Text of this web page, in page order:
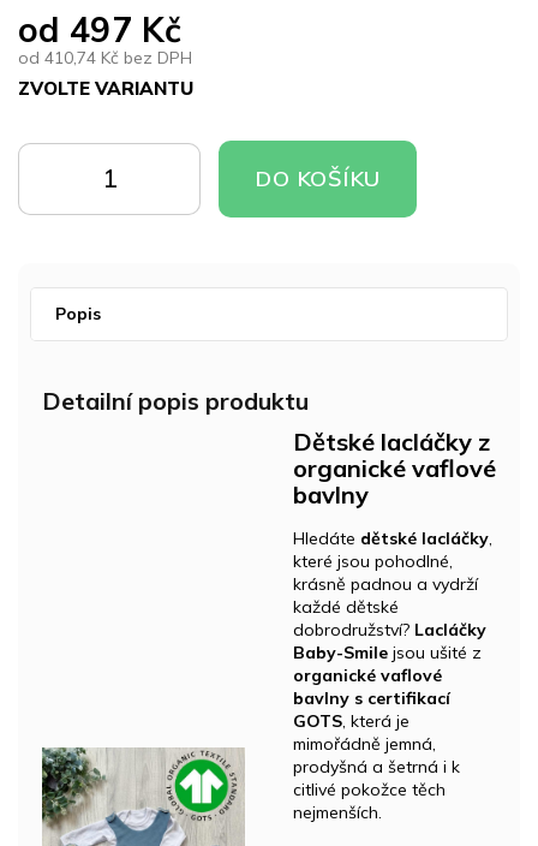
od 497 Kč
od 410,74 Kč bez DPH
ZVOLTE VARIANTU
cena:
KOŠÍKU
KOŠÍKU
DO KOŠÍKU
Popis
Detailní popis produktu
Dětské lacláčky z
organické vaflové
bavlny
Hledáte dětské lacláčky,
které jsou pohodlné,
krásně padnou a vydrží
každé dětské
dobrodružství? Lacláčky
Baby-Smile jsou ušité z
organické vaflové
bavlny s certifikací
GOTS, která je
mimořádně jemná,
prodyšná a šetrná i k
citlivé pokožce těch
nejmenších.